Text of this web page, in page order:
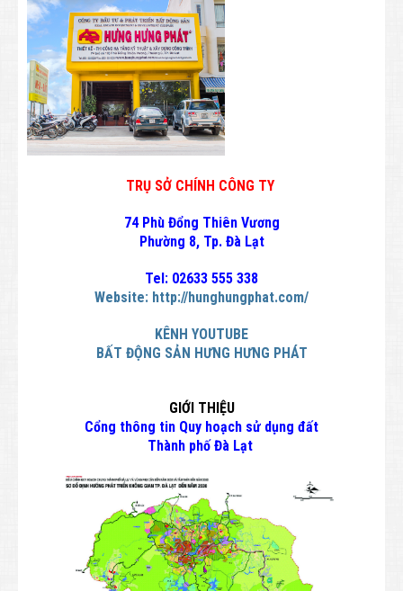
TRỤ SỞ CHÍNH CÔNG TY
74 Phù Đổng Thiên Vương
Phường 8, Tp. Đà Lạt
Tel: 02633 555 338
Website: http://hunghungphat.com/
KÊNH YOUTUBE
BẤT ĐỘNG SẢN HƯNG HƯNG PHÁT
GIỚI THIỆU
Cổng thông tin Quy hoạch sử dụng đất
Thành phố Đà Lạt